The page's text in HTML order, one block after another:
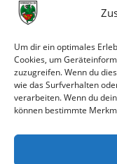
Um dir ein optimales
Cookies, um
zuzugreifen. Wenn du
wie das Surfverhalten
verarbeiten. Wenn du
können bestimmte
30. Juli 2026
28. Juli 2026
Neuer
28. Juli 2026
Neue Podcast-Folge:
Eindrücke vom
27. Juli 2026